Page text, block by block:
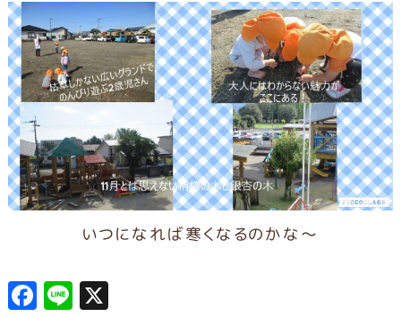
いつになれば寒くなるのかな～
F L X